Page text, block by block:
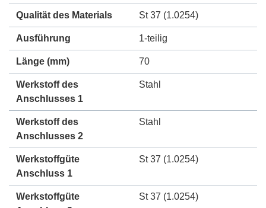
Qualität des Materials St 37 (1.0254)
Ausführung 1-teilig
Länge (mm) 70
Werkstoff des
Anschlusses 1
Stahl
Werkstoff des
Anschlusses 2
Stahl
Werkstoffgüte
Anschluss 1
St 37 (1.0254)
Werkstoffgüte
St 37 (1.0254)